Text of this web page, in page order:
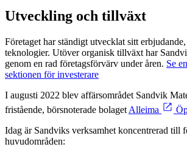
Utveckling och tillväxt
Företaget har ständigt utvecklat sitt
teknologier. Utöver organisk tillväxt har
genom en rad företagsförvärv under åren. Se
sektionen för investerare
I augusti 2022 blev affärsområdet Sandvik
fristående, börsnoterade bolaget Alleima
Idag är Sandviks verksamhet koncentrerad till
huvudområden: